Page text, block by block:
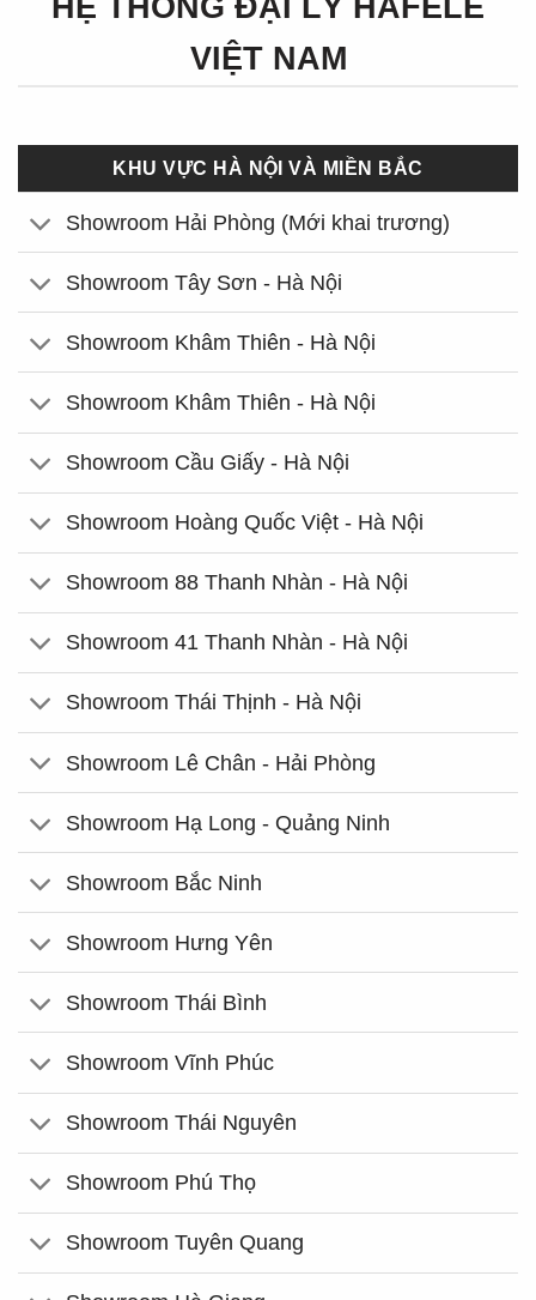
VIỆT NAM
KHU VỰC HÀ NỘI VÀ MIỀN BẮC
Showroom Hải Phòng (Mới khai trương)
Showroom Tây Sơn - Hà Nội
Showroom Khâm Thiên - Hà Nội
Showroom Khâm Thiên - Hà Nội
Showroom Cầu Giấy - Hà Nội
Showroom Hoàng Quốc Việt - Hà Nội
Showroom 88 Thanh Nhàn - Hà Nội
Showroom 41 Thanh Nhàn - Hà Nội
Showroom Thái Thịnh - Hà Nội
Showroom Lê Chân - Hải Phòng
Showroom Hạ Long - Quảng Ninh
Showroom Bắc Ninh
Showroom Hưng Yên
Showroom Thái Bình
Showroom Vĩnh Phúc
Showroom Thái Nguyên
Showroom Phú Thọ
Showroom Tuyên Quang